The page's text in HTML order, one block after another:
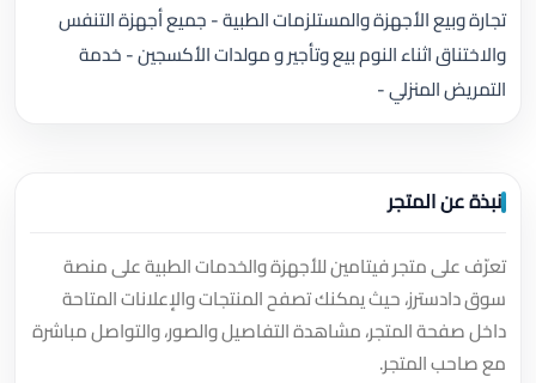
تجارة وبيع الأجهزة والمستلزمات الطبية - جميع أجهزة التنفس
والاختناق اثناء النوم بيع وتأجير و مولدات الأكسجين - خدمة
التمريض المنزلي -
نبذة عن المتجر
تعرّف على متجر فيتامين للأجهزة والخدمات الطبية على منصة
سوق دادسترز، حيث يمكنك تصفح المنتجات والإعلانات المتاحة
داخل صفحة المتجر، مشاهدة التفاصيل والصور، والتواصل مباشرة
مع صاحب المتجر.